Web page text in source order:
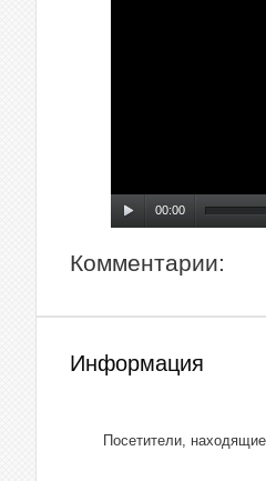
00:00
Комментарии:
Информация
Посетители,